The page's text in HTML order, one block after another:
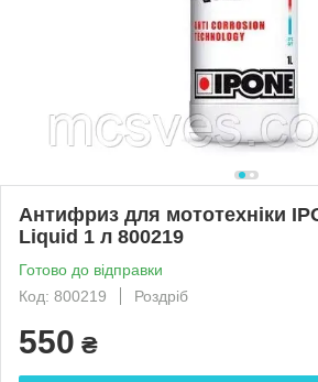
Антифриз для мототехніки
Liquid 1 л 800219
Готово до відправки
Код: 800219
Роздріб
550 ₴